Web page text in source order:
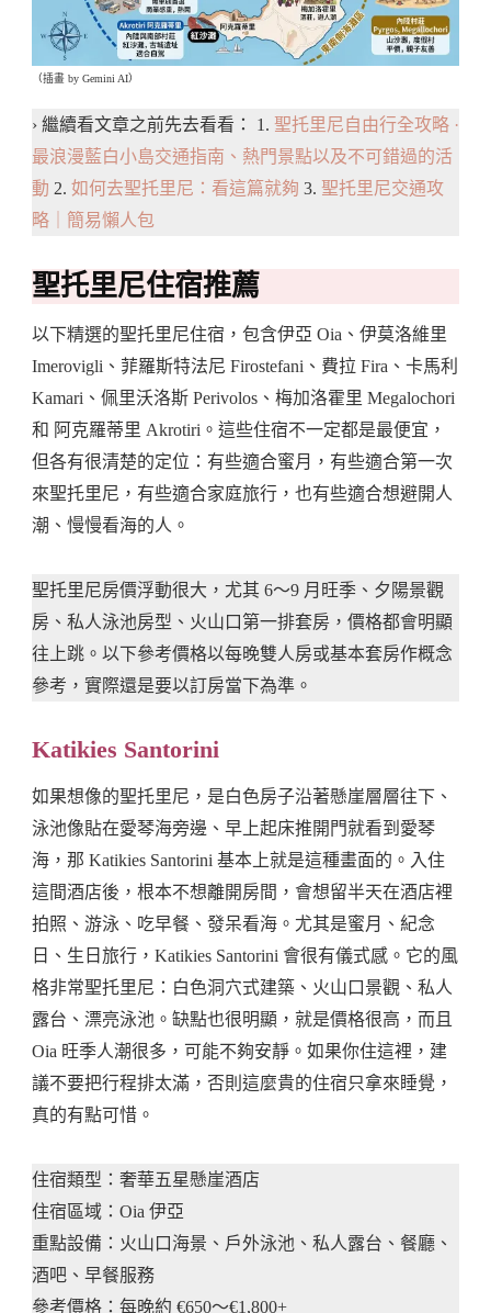
（插畫 by Gemini AI）
› 繼續看文章之前先去看看： 1. 聖托里尼自由行全攻略 ·
最浪漫藍白小島交通指南、熱門景點以及不可錯過的活
動 2. 如何去聖托里尼：看這篇就夠 3. 聖托里尼交通攻
略｜簡易懶人包
聖托里尼住宿推薦
以下精選的聖托里尼住宿，包含伊亞 Oia、伊莫洛維里
Imerovigli、菲羅斯特法尼 Firostefani、費拉 Fira、卡馬利
Kamari、佩里沃洛斯 Perivolos、梅加洛霍里 Megalochori
和 阿克羅蒂里 Akrotiri。這些住宿不一定都是最便宜，
但各有很清楚的定位：有些適合蜜月，有些適合第一次
來聖托里尼，有些適合家庭旅行，也有些適合想避開人
潮、慢慢看海的人。
聖托里尼房價浮動很大，尤其 6～9 月旺季、夕陽景觀
房、私人泳池房型、火山口第一排套房，價格都會明顯
往上跳。以下參考價格以每晚雙人房或基本套房作概念
參考，實際還是要以訂房當下為準。
Katikies Santorini
如果想像的聖托里尼，是白色房子沿著懸崖層層往下、
泳池像貼在愛琴海旁邊、早上起床推開門就看到愛琴
海，那 Katikies Santorini 基本上就是這種畫面的。入住
這間酒店後，根本不想離開房間，會想留半天在酒店裡
拍照、游泳、吃早餐、發呆看海。尤其是蜜月、紀念
日、生日旅行，Katikies Santorini 會很有儀式感。它的風
格非常聖托里尼：白色洞穴式建築、火山口景觀、私人
露台、漂亮泳池。缺點也很明顯，就是價格很高，而且
Oia 旺季人潮很多，可能不夠安靜。如果你住這裡，建
議不要把行程排太滿，否則這麼貴的住宿只拿來睡覺，
真的有點可惜。
住宿類型：奢華五星懸崖酒店
住宿區域：Oia 伊亞
重點設備：火山口海景、戶外泳池、私人露台、餐廳、
酒吧、早餐服務
參考價格：每晚約 €650～€1,800+